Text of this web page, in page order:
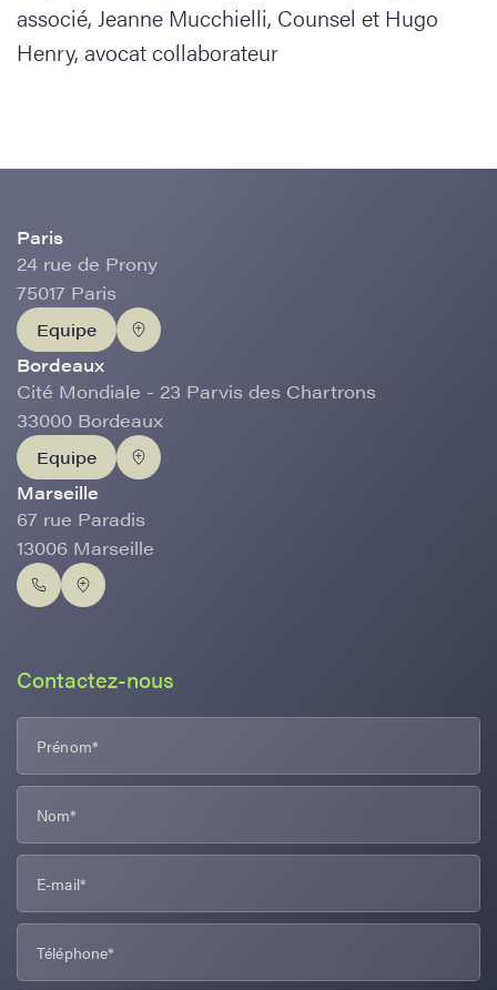
associé, Jeanne Mucchielli, Counsel et Hugo
Henry, avocat collaborateur
Paris
24 rue de Prony
75017 Paris
Equipe
Bordeaux
Cité Mondiale - 23 Parvis des Chartrons
33000 Bordeaux
Equipe
Marseille
67 rue Paradis
13006 Marseille
Contactez-nous